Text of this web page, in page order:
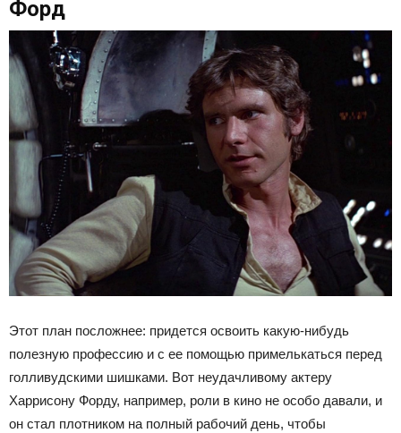
Форд
Этот план посложнее: придется освоить какую-нибудь
полезную профессию и с ее помощью примелькаться перед
голливудскими шишками. Вот неудачливому актеру
Харрисону Форду, например, роли в кино не особо давали, и
он стал плотником на полный рабочий день, чтобы